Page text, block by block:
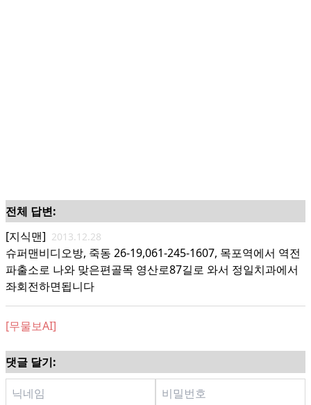
전체 답변:
[지식맨] 2013.12.28
슈퍼맨비디오방, 죽동 26-19,061-245-1607, 목포역에서 역전
파출소로 나와 맞은편골목 영산로87길로 와서 정일치과에서
좌회전하면됩니다
[무물보AI]
댓글 달기: